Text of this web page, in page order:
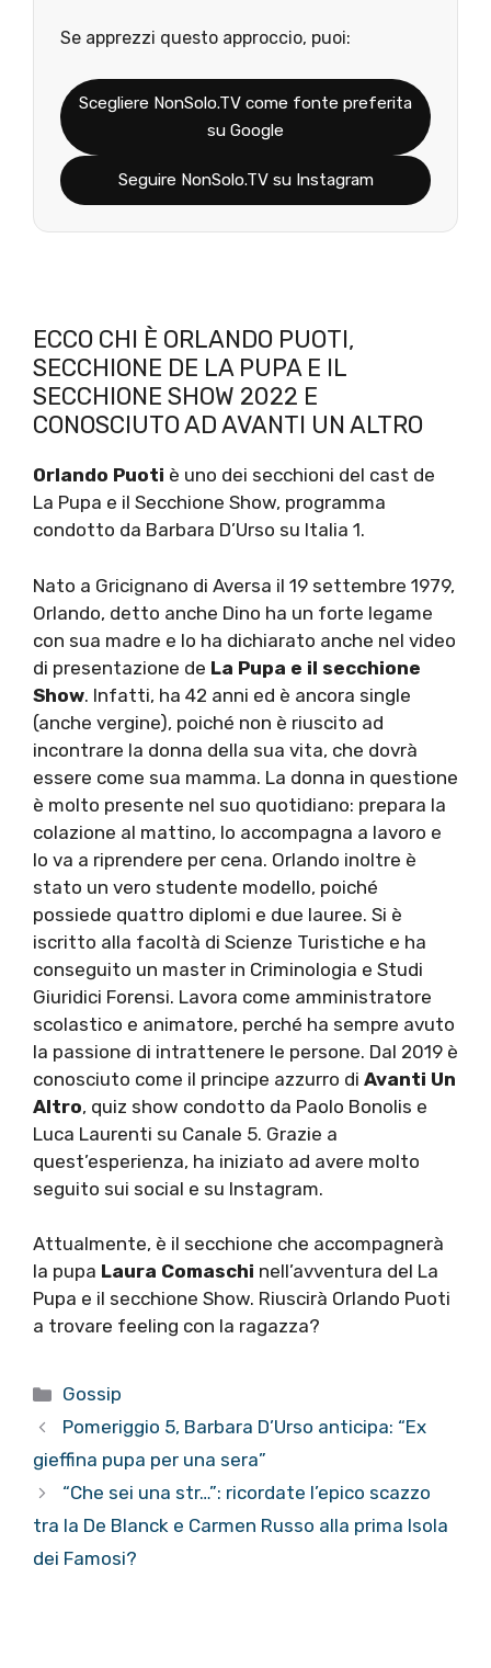
Se apprezzi questo approccio, puoi:
Scegliere NonSolo.TV come fonte preferita
su Google
Seguire NonSolo.TV su Instagram
ECCO CHI È ORLANDO PUOTI,
SECCHIONE DE LA PUPA E IL
SECCHIONE SHOW 2022 E
CONOSCIUTO AD AVANTI UN ALTRO
Orlando Puoti è uno dei secchioni del cast de
La Pupa e il Secchione Show, programma
condotto da Barbara D’Urso su Italia 1.
Nato a Gricignano di Aversa il 19 settembre 1979,
Orlando, detto anche Dino ha un forte legame
con sua madre e lo ha dichiarato anche nel video
di presentazione de La Pupa e il secchione
Show. Infatti, ha 42 anni ed è ancora single
(anche vergine), poiché non è riuscito ad
incontrare la donna della sua vita, che dovrà
essere come sua mamma. La donna in questione
è molto presente nel suo quotidiano: prepara la
colazione al mattino, lo accompagna a lavoro e
lo va a riprendere per cena. Orlando inoltre è
stato un vero studente modello, poiché
possiede quattro diplomi e due lauree. Si è
iscritto alla facoltà di Scienze Turistiche e ha
conseguito un master in Criminologia e Studi
Giuridici Forensi. Lavora come amministratore
scolastico e animatore, perché ha sempre avuto
la passione di intrattenere le persone. Dal 2019 è
conosciuto come il principe azzurro di Avanti Un
Altro, quiz show condotto da Paolo Bonolis e
Luca Laurenti su Canale 5. Grazie a
quest’esperienza, ha iniziato ad avere molto
seguito sui social e su Instagram.
Attualmente, è il secchione che accompagnerà
la pupa Laura Comaschi nell’avventura del La
Pupa e il secchione Show. Riuscirà Orlando Puoti
a trovare feeling con la ragazza?
Categorie
Gossip
Pomeriggio 5, Barbara D’Urso anticipa: “Ex
gieffina pupa per una sera”
“Che sei una str…”: ricordate l’epico scazzo
tra la De Blanck e Carmen Russo alla prima Isola
dei Famosi?